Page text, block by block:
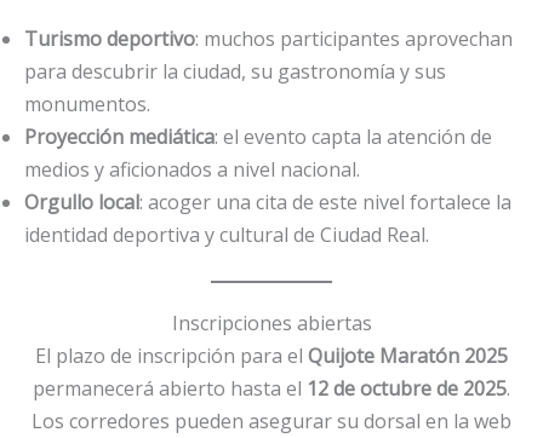
Turismo deportivo: muchos participantes aprovechan
para descubrir la ciudad, su gastronomía y sus
monumentos.
Proyección mediática: el evento capta la atención de
medios y aficionados a nivel nacional.
Orgullo local: acoger una cita de este nivel fortalece la
identidad deportiva y cultural de Ciudad Real.
Inscripciones abiertas
El plazo de inscripción para el Quijote Maratón 2025
permanecerá abierto hasta el 12 de octubre de 2025.
Los corredores pueden asegurar su dorsal en la web